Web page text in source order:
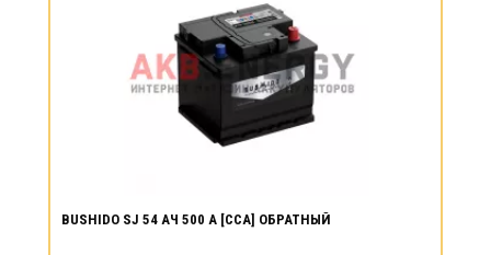
BUSHIDO SJ 54 АЧ 500 А [CCA] ОБРАТНЫЙ